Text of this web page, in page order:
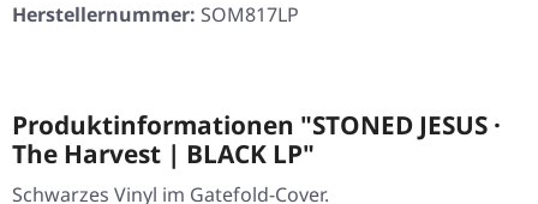
Herstellernummer: SOM817LP
Produktinformationen "STONED JESUS ·
The Harvest | BLACK LP"
Schwarzes Vinyl im Gatefold-Cover.